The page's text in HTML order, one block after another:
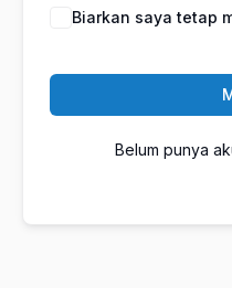
Biarkan saya tetap
Belum punya